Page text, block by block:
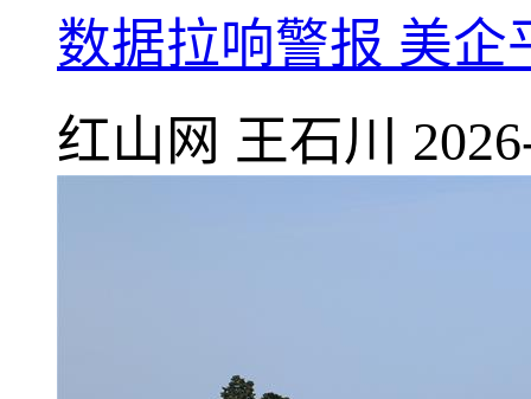
数据拉响警报 美企
红山网 王石川